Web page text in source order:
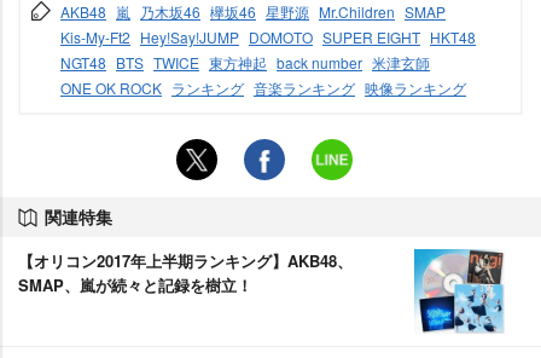
AKB48 嵐 乃木坂46 欅坂46 星野源 Mr.Children SMAP
Kis-My-Ft2 Hey!Say!JUMP DOMOTO SUPER EIGHT HKT48
NGT48 BTS TWICE 東方神起 back number 米津玄師
ONE OK ROCK ランキング 音楽ランキング 映像ランキング
関連特集
【オリコン2017年上半期ランキング】AKB48、
SMAP、嵐が続々と記録を樹立！